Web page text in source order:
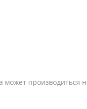
производиться